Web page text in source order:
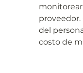
monitorear
del
costo de